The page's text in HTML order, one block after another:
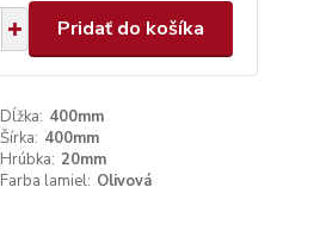
Pridať do košíka
Dĺžka: 400mm
Šírka: 400mm
Hrúbka: 20mm
Farba lamiel: Olivová